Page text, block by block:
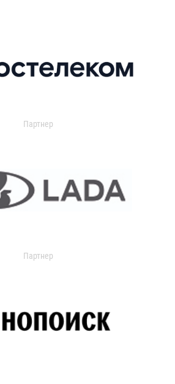
Партнер
Партнер